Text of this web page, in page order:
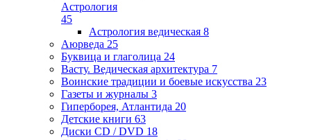
Астрология
45
Астрология ведическая 8
Аюрведа 25
Буквица и глаголица 24
Васту. Ведическая архитектура 7
Воинские традиции и боевые искусства 23
Газеты и журналы 3
Гиперборея, Атлантида 20
Детские книги 63
Диски CD / DVD 18